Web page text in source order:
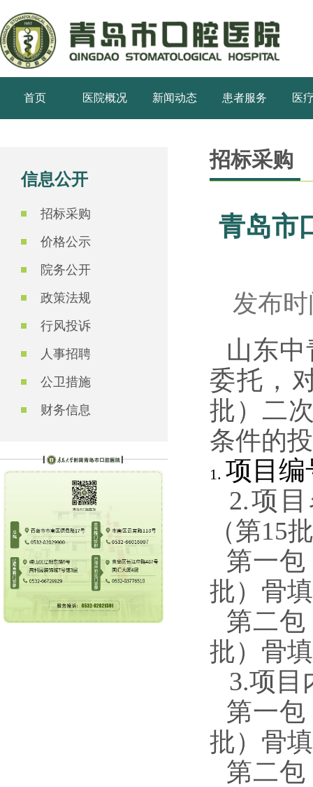
首页 医院概况 新闻动态 患者服务 医
信息公开
招标采购
价格公示
院务公开
政策法规
行风投诉
人事招聘
公卫措施
财务信息
招标采购
青岛市
发布时
山东
委托，
批） 二
条件的
1. 项目编
2.项
（第15
第一包
批）骨
第二包
批）骨
3.项目
第一包
批）骨
第二包